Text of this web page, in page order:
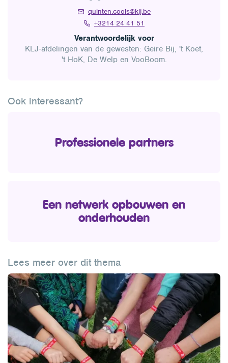
quinten.cools@klj.be
+3214 24 41 51
Verantwoordelijk voor
KLJ-afdelingen van de gewesten: Geire Bij, 't Koet,
't HoK, De Welp en VooBoom.
Ook interessant?
Professionele partners
Een netwerk opbouwen en
onderhouden
Lees meer over dit thema